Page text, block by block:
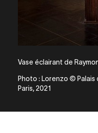
Vase éclairant de
Photo : Lorenzo ©
Paris, 2021